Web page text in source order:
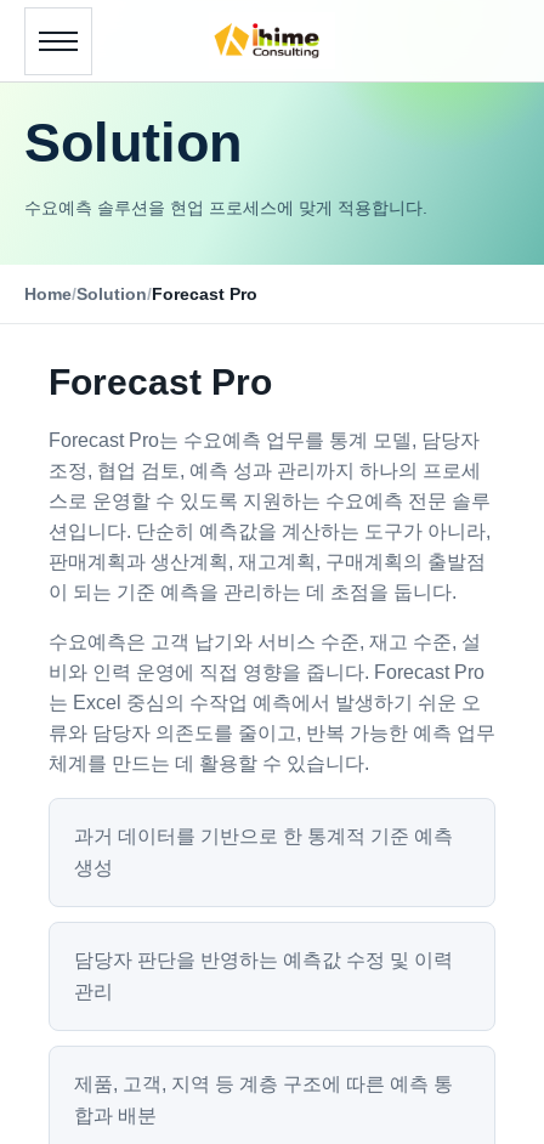
Solution
수요예측 솔루션을 현업 프로세스에 맞게 적용합니다.
Home/Solution/Forecast Pro
Forecast Pro
Forecast Pro는 수요예측 업무를 통계 모델, 담당자
조정, 협업 검토, 예측 성과 관리까지 하나의 프로세
스로 운영할 수 있도록 지원하는 수요예측 전문 솔루
션입니다. 단순히 예측값을 계산하는 도구가 아니라,
판매계획과 생산계획, 재고계획, 구매계획의 출발점
이 되는 기준 예측을 관리하는 데 초점을 둡니다.
수요예측은 고객 납기와 서비스 수준, 재고 수준, 설
비와 인력 운영에 직접 영향을 줍니다. Forecast Pro
는 Excel 중심의 수작업 예측에서 발생하기 쉬운 오
류와 담당자 의존도를 줄이고, 반복 가능한 예측 업무
체계를 만드는 데 활용할 수 있습니다.
과거 데이터를 기반으로 한 통계적 기준 예측
생성
담당자 판단을 반영하는 예측값 수정 및 이력
관리
제품, 고객, 지역 등 계층 구조에 따른 예측 통
합과 배분